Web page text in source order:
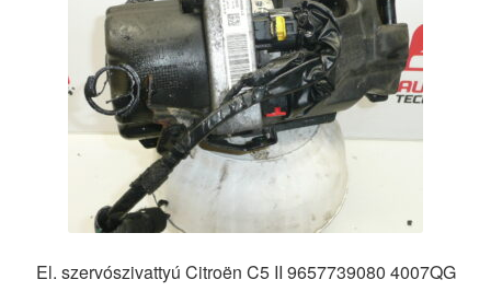
El. szervószivattyú Citroën C5 II 9657739080 4007QG